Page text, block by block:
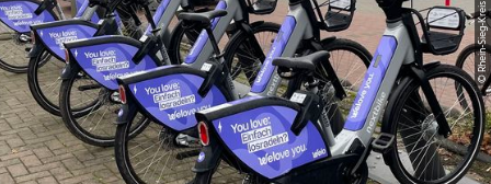
© Rhein-Sieg-Kreis